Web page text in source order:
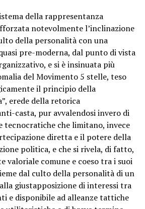
della rappresentanza
notevolmente l’inclinazione
della personalità con una
pre-moderna, dal punto di vista
e si è insinuata più
del Movimento 5 stelle, teso
il principio della
erede della retorica
casta, pur avvalendosi invero di
tecnocratiche che limitano, invece
diretta e il potere della
politica, e che si rivela, di fatto,
valoriale comune e coeso tra i suoi
dal culto della personalità di un
giustapposizione di interessi tra
e disponibile ad alleanze tattiche